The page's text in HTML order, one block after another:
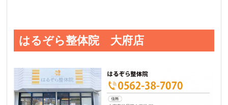
はるぞら整体院 大府店